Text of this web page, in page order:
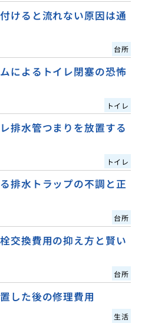
けると流れない原因は通
台所
によるトイレ閉塞の恐怖
トイレ
排水管つまりを放置する
トイレ
排水トラップの不調と正
台所
交換費用の抑え方と賢い
台所
した後の修理費用
生活